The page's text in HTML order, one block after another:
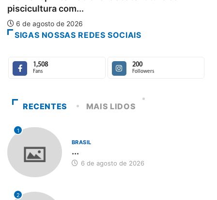
SIGAS NOSSAS REDES SOCIAIS
1,508
Fans
200
Followers
RECENTES MAIS LIDOS
1
BRASIL
...
6 de agosto de 2026
2